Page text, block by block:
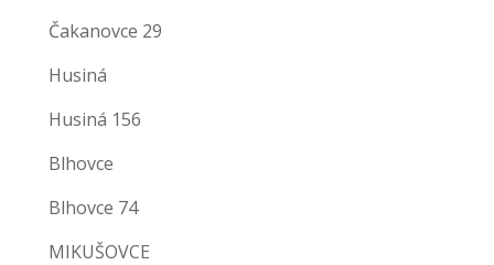
Čakanovce 29
Husiná
Husiná 156
Blhovce
Blhovce 74
MIKUŠOVCE